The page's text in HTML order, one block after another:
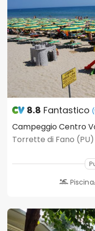
8.8 Fantastico
Campeggio Centro
Torrette di Fano (PU)
Piscina